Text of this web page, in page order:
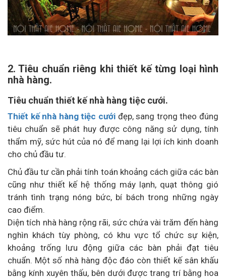
2. Tiêu chuẩn riêng khi thiết kế từng loại hình
nhà hàng.
Tiêu chuẩn thiết kế nhà hàng tiệc cưới.
Thiết kế nhà hàng tiệc cưới đẹp, sang trọng theo đúng
tiêu chuẩn sẽ phát huy được công năng sử dụng, tính
thẩm mỹ, sức hút của nó để mang lại lợi ích kinh doanh
cho chủ đầu tư.
Chủ đầu tư cần phải tính toán khoảng cách giữa các bàn
cũng như thiết kế hệ thống máy lạnh, quạt thông gió
tránh tình trạng nóng bức, bí bách trong những ngày
cao điểm.
Diện tích nhà hàng rộng rãi, sức chứa vài trăm đến hàng
nghìn khách tùy phòng, có khu vực tổ chức sự kiện,
khoảng trống lưu động giữa các bàn phải đạt tiêu
chuẩn. Một số nhà hàng độc đáo còn thiết kế sân khấu
bằng kính xuyên thấu, bên dưới được trang trí bằng hoa